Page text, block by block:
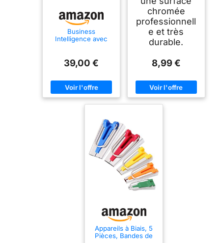
Business
Intelligence avec
39,00 €
chromée
professionnell
e et très
durable.
8,99 €
Appareils à Biais, 5
Pièces, Bandes de